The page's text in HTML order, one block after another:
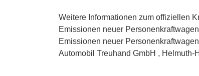
Weitere Informationen zum offiziellen
Emissionen neuer
Emissionen neuer
Automobil Treuhand GmbH ,